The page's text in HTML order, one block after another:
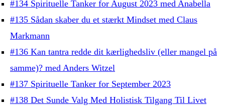
#134 Spirituelle Tanker for August 2023 med Anabella
#135 Sådan skaber du et stærkt Mindset med Claus
Markmann
#136 Kan tantra redde dit kærlighedsliv (eller mangel på
samme)? med Anders Witzel
#137 Spirituelle Tanker for September 2023
#138 Det Sunde Valg Med Holistisk Tilgang Til Livet